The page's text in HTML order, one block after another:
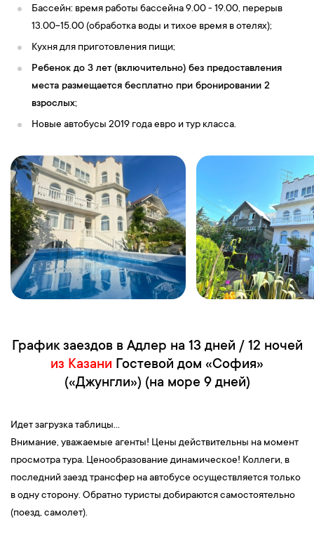
Бассейн: время работы бассейна 9.00 - 19.00, перерыв
13.00-15.00 (обработка воды и тихое время в отелях);
Кухня для приготовления пищи;
Ребенок до 3 лет (включительно) без предоставления
места размещается бесплатно при бронировании 2
взрослых;
Новые автобусы 2019 года евро и тур класса.
График заездов в Адлер на 13 дней / 12 ночей
из Казани Гостевой дом «София»
(«Джунгли») (на море 9 дней)
Идет загрузка таблицы...
Внимание, уважаемые агенты! Цены действительны на момент
просмотра тура. Ценообразование динамическое! Коллеги, в
последний заезд трансфер на автобусе осуществляется только
в одну сторону. Обратно туристы добираются самостоятельно
(поезд, самолет).